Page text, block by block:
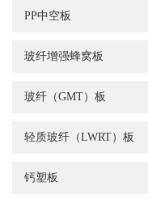
PP中空板
玻纤增强蜂窝板
玻纤（GMT）板
轻质玻纤（LWRT）板
钙塑板